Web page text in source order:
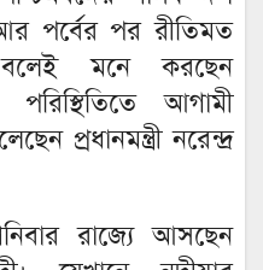
পর্বের পর রীতিমত
মনে করছেন
আগামী
প্রধানমন্ত্রী নরেন্দ্র
রাজ্যে আসছেন